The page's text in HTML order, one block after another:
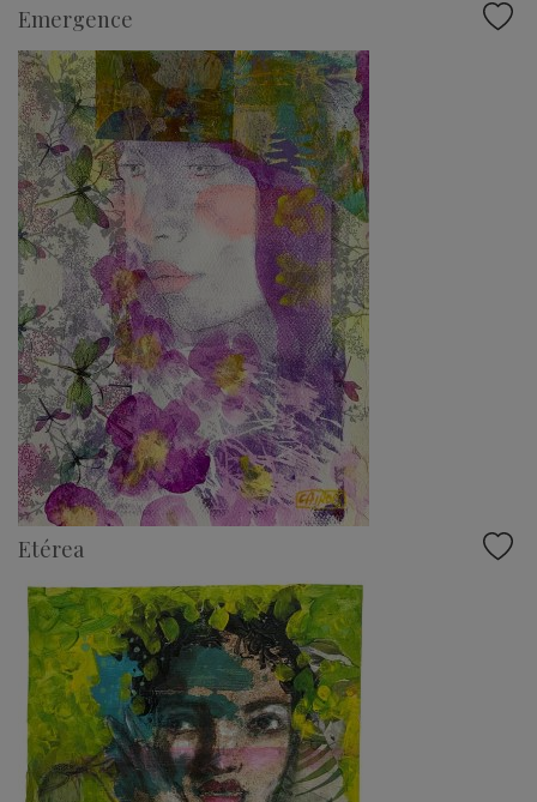
Emergence
Etérea